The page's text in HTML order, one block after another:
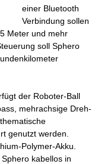
einer Bluetooth
Verbindung sollen
Meter und mehr
soll Sphero
der Roboter-Ball
mehrachsige Dreh-
genutzt werden.
Polymer-Akku.
kabellos in